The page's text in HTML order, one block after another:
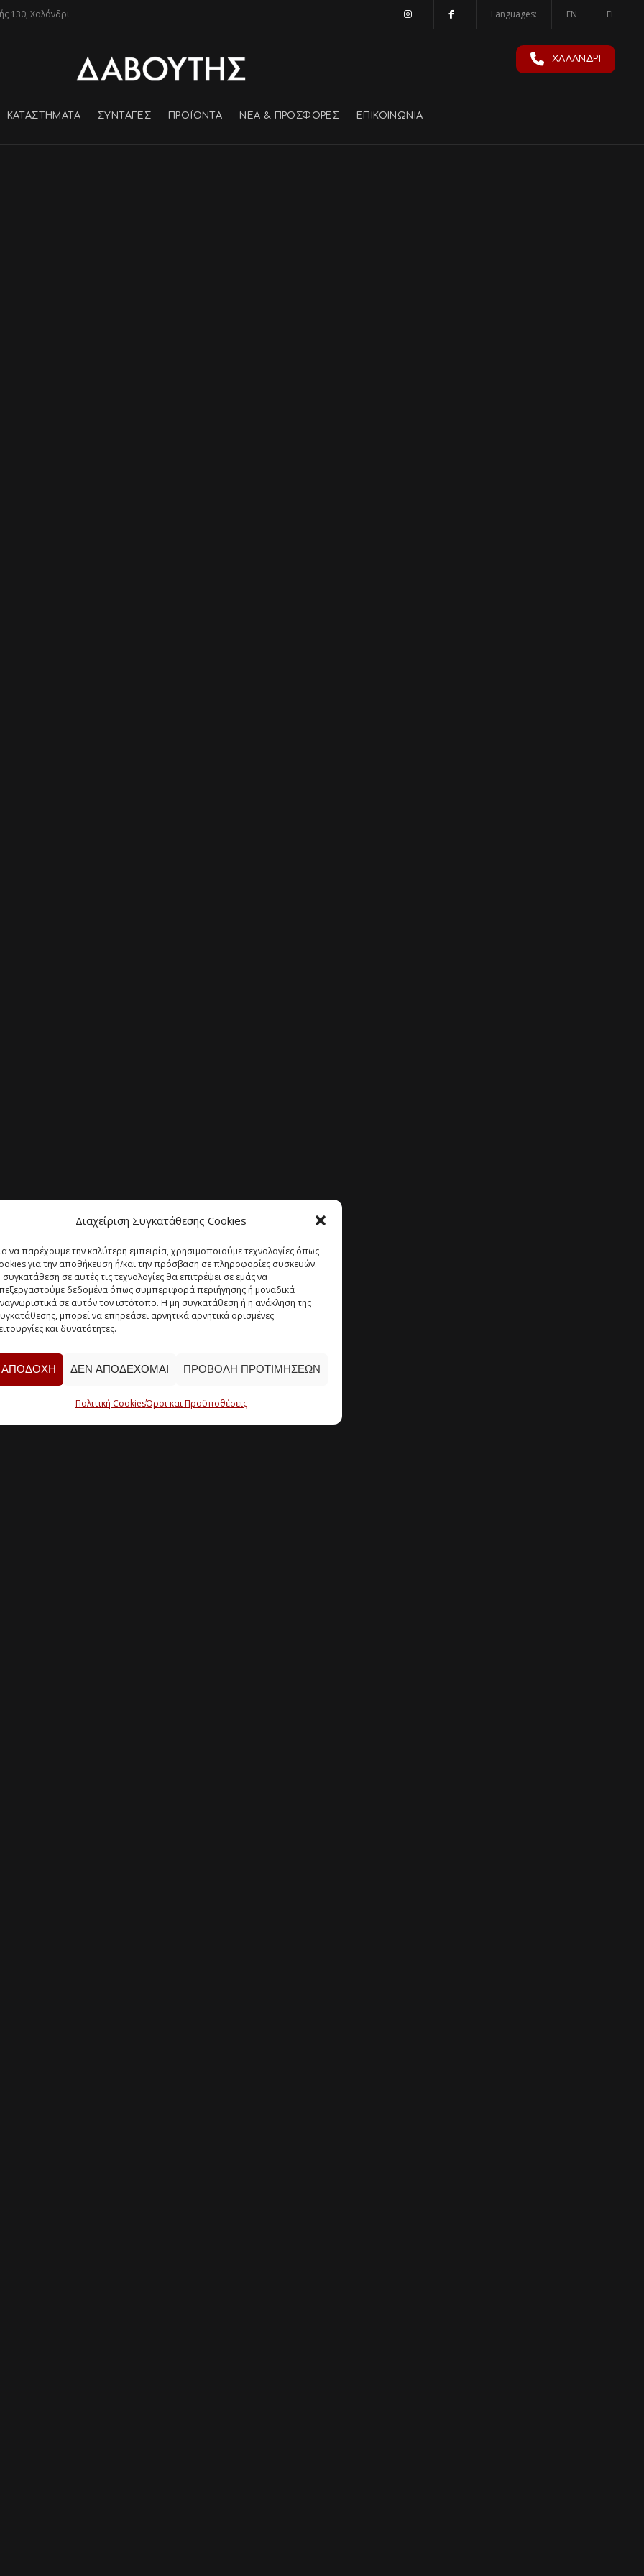
Διαχείριση Συγκατάθεσης Cookies
να παρέχουμε την καλύτερη εμπειρία, χρησιμοποιούμε τεχνολογίες όπως
για την αποθήκευση ή/και την πρόσβαση σε πληροφορίες συσκευών.
συγκατάθεση σε αυτές τις τεχνολογίες θα επιτρέψει σε εμάς να
δεδομένα όπως συμπεριφορά περιήγησης ή μοναδικά
σε αυτόν τον ιστότοπο. Η μη συγκατάθεση ή η ανάκληση της
μπορεί να επηρεάσει αρνητικά αρνητικά ορισμένες
και δυνατότητες.
ΑΠΟΔΟΧΉ ΔΕΝ ΑΠΟΔΈΧΟΜΑΙ ΠΡΟΒΟΛΉ ΠΡΟΤΙΜΉΣΕΩΝ
Πολιτική CookiesΌροι και Προϋποθέσεις
130, Χαλάνδρι EL
EN
Languages:
ΧΑΛΑΝΔΡΙ
ΚΑΤΑΣΤΗΜΑΤΑ ΣΥΝΤΑΓΕΣ ΠΡΟΪΌΝΤΑ ΝΕΑ & ΠΡΟΣΦΟΡΕΣ ΕΠΙΚΟΙΝΩΝΙΑ